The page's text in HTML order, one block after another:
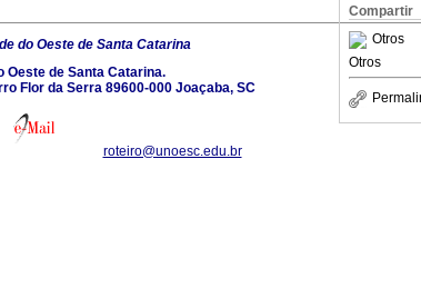
Compartir
Otros
Otros
do Oeste de Santa Catarina
Oeste de Santa Catarina.
Flor da Serra 89600-000 Joaçaba, SC
roteiro@unoesc.edu.br